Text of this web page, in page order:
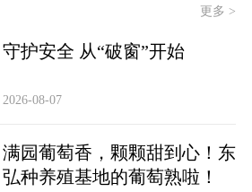
更多 >
守护安全 从“破窗”开始
2026-08-07
满园葡萄香，颗颗甜到心！东
弘种养殖基地的葡萄熟啦！